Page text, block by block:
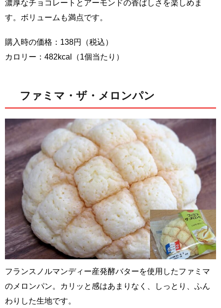
濃厚なチョコレートとアーモンドの香ばしさを楽しめま
す。ボリュームも満点です。
購入時の価格：138円（税込）
カロリー：482kcal（1個当たり）
ファミマ・ザ・メロンパン
フランスノルマンディー産発酵バターを使用したファミマ
のメロンパン。カリッと感はあまりなく、しっとり、ふん
わりした生地です。